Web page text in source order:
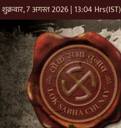
शुक्रवार, 7 अगस्त 2026 | 13:04 Hrs(IST)